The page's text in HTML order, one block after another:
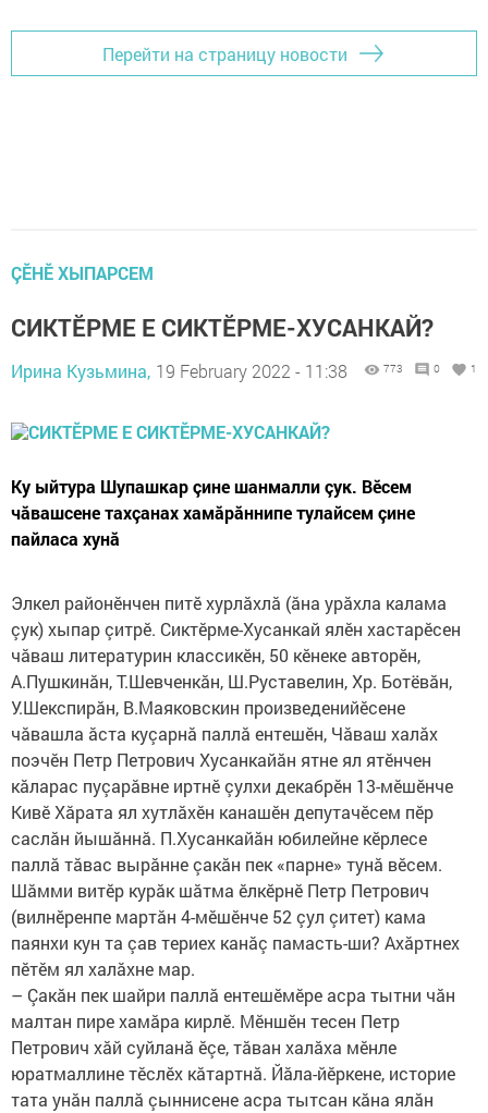
Перейти на страницу новости
ÇӖНӖ ХЫПАРСЕМ
СИКТӖРМЕ Е СИКТӖРМЕ-ХУСАНКАЙ?
Ирина Кузьмина, 19 February 2022 - 11:38 773 0 1
Ку ыйтура Шупашкар çине шанмалли çук. Вӗсем
чăвашсене тахçанах хамăрăннипе тулайсем çине
пайласа хунă
Элкел районӗнчен питӗ хурлăхлă (ăна урăхла калама
çук) хыпар çитрӗ. Сиктӗрме-Хусанкай ялӗн хастарӗсен
чăваш литературин классикӗн, 50 кӗнеке авторӗн,
А.Пушкинăн, Т.Шевченкăн, Ш.Руставелин, Хр. Ботёвăн,
У.Шекспирăн, В.Маяковскин произведенийӗсене
чăвашла ăста куçарнă паллă ентешӗн, Чăваш халăх
поэчӗн Петр Петрович Хусанкайăн ятне ял ятӗнчен
кăларас пуçарăвне иртнӗ çулхи декабрӗн 13-мӗшӗнче
Кивӗ Хăрата ял хутлăхӗн канашӗн депутачӗсем пӗр
саслăн йышăннă. П.Хусанкайăн юбилейне кӗрлесе
паллă тăвас вырăнне çакăн пек «парне» тунă вӗсем.
Шăмми витӗр курăк шăтма ӗлкӗрнӗ Петр Петрович
(вилнӗренпе мартăн 4-мӗшӗнче 52 çул çитет) кама
паянхи кун та çав териех канăç памасть-ши? Ахăртнех
пӗтӗм ял халăхне мар.
– Çакăн пек шайри паллă ентешӗмӗре асра тытни чăн
малтан пире хамăра кирлӗ. Мӗншӗн тесен Петр
Петрович хăй суйланă ӗçе, тăван халăха мӗнле
юратмаллине тӗслӗх кăтартнă. Йăла-йӗркене, историе
тата унăн паллă çыннисене асра тытсан кăна ялăн